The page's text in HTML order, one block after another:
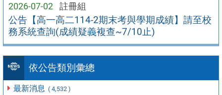
2026-07-02 註冊組
公告【高一高二114-2期末考與學期成績】請至校
務系統查詢(成績疑義複查~7/10止)
依公告類別彙總
最新消息 ( 4,532 )